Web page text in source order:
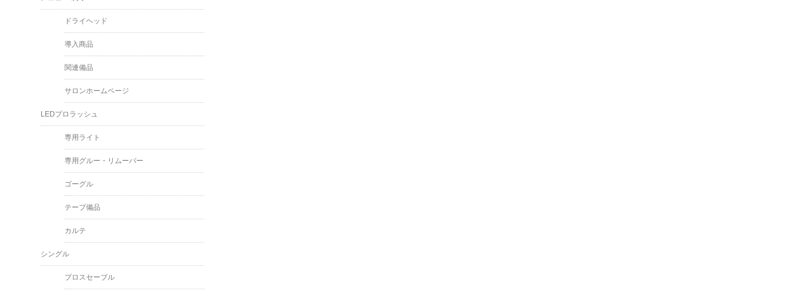
ドライヘッド
導入商品
関連備品
サロンホームページ
LEDプロラッシュ
専用ライト
専用グルー・リムーバー
ゴーグル
テープ備品
カルテ
シングル
プロスセーブル